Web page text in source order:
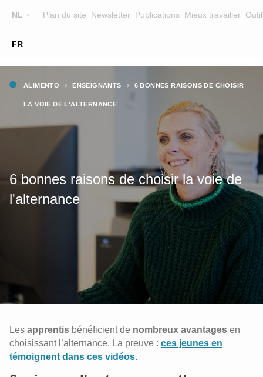
NL
FR
Plan du site Newsletter Publications Mieux travailler
Main
navigation
Fil
d'Ariane
ALIMENTO ENSEIGNANTS 6 BONNES RAISONS DE CHOISIR
LA VOIE DE L'ALTERNANCE
6 bonnes raisons de choisir la voie de
l'alternance
Les apprentis bénéficient de nombreux avantages en
choisissant l’alternance. La preuve : ces jeunes en
témoignent dans ces vidéos.